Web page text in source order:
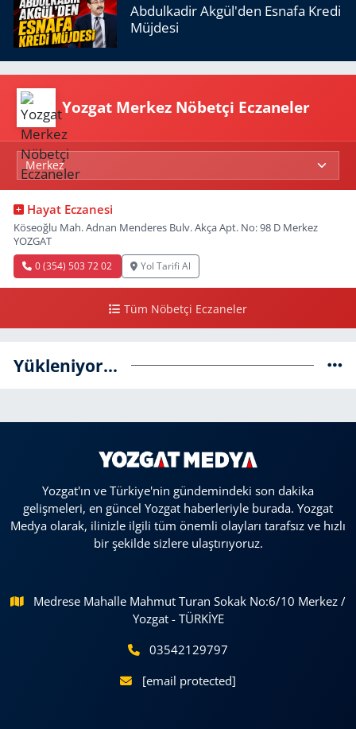
Abdulkadir Akgül'den Esnafa Kredi
Müjdesi
Yozgat Merkez Nöbetçi Eczaneler
Hayat Eczanesi
Köseoğlu Mah. Adnan Menderes Bulv. Akça Apt. No: 98 D Merkez
YOZGAT
0 (354) 503 72 02 Yol Tarifi Al
Tüm Nöbetçi Eczaneler
Yükleniyor...
Yozgat'ın ve Türkiye'nin gündemindeki son dakika
gelişmeleri, en güncel Yozgat haberleriyle burada. Yozgat
Medya olarak, ilinizle ilgili tüm önemli olayları tarafsız ve hızlı
bir şekilde sizlere ulaştırıyoruz.
Medrese Mahalle Mahmut Turan Sokak No:6/10 Merkez /
Yozgat - TÜRKİYE
03542129797
[email protected]